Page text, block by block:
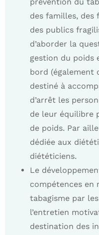
des familles, des
des publics
d’aborder la
gestion du poids
bord (également
destiné à
d’arrêt les
de leur équilibre
de poids. Par
dédiée aux
diététiciens.
Le
compétences en
tabagisme par
l’entretien
destination des